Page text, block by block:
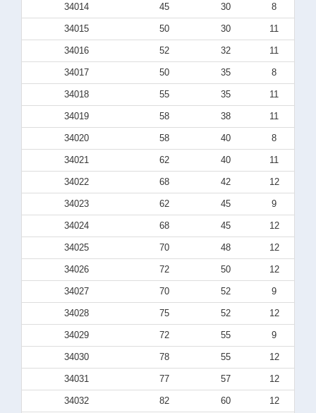
34014 45 30 8
34015 50 30 11
34016 52 32 11
34017 50 35 8
34018 55 35 11
34019 58 38 11
34020 58 40 8
34021 62 40 11
34022 68 42 12
34023 62 45 9
34024 68 45 12
34025 70 48 12
34026 72 50 12
34027 70 52 9
34028 75 52 12
34029 72 55 9
34030 78 55 12
34031 77 57 12
34032 82 60 12